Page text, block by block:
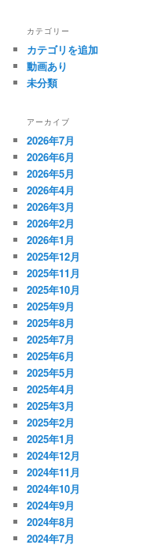
カテゴリー
カテゴリを追加
動画あり
未分類
アーカイブ
2026年7月
2026年6月
2026年5月
2026年4月
2026年3月
2026年2月
2026年1月
2025年12月
2025年11月
2025年10月
2025年9月
2025年8月
2025年7月
2025年6月
2025年5月
2025年4月
2025年3月
2025年2月
2025年1月
2024年12月
2024年11月
2024年10月
2024年9月
2024年8月
2024年7月